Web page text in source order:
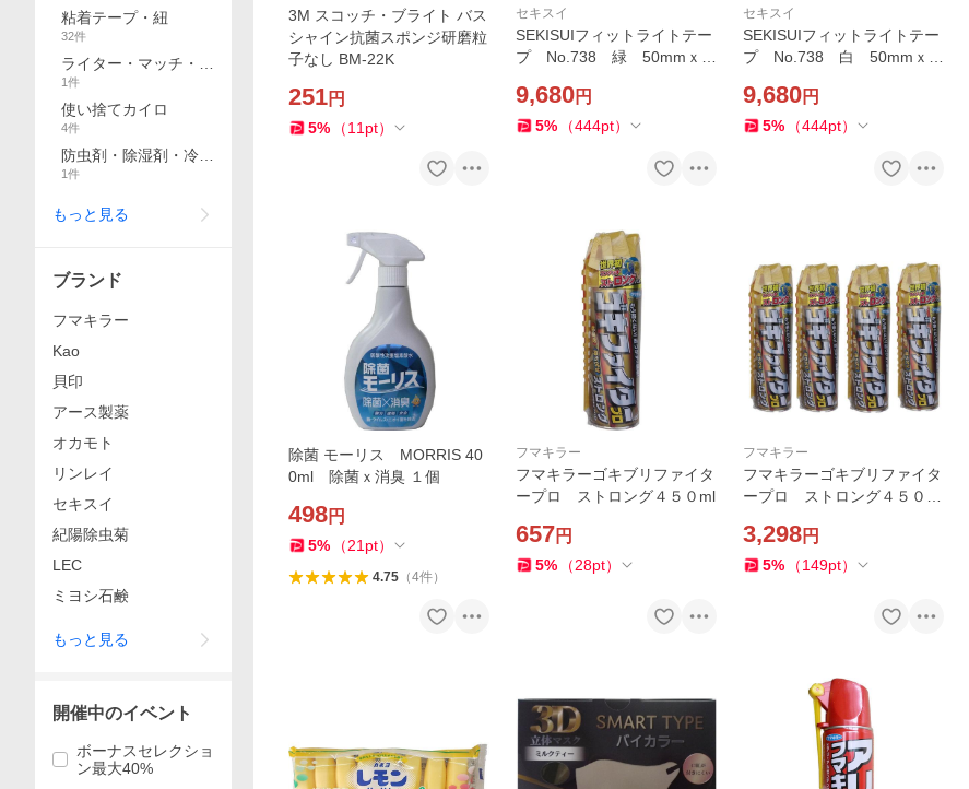
3M スコッチ・ブライト バス
シャイン抗菌スポンジ研磨粒
子なし BM-22K
251円
5% （11 pt）
セキスイ
SEKISUIフィットライトテー
プ No.738 緑 50mmｘ2
9,680円
5% （444pt）
セキスイ
SEKISUIフィットライトテー
プ No.738 白 50mmｘ2
9,680円
5% （444pt）
除菌 モーリス MORRIS 40
0ml 除菌ｘ消臭 １個
498円
5% （21 pt）
4.75（4件）
フマキラー
フマキラーゴキブリファイタ
ープロ ストロング４５０ml
657円
5% （28pt）
フマキラー
フマキラーゴキブリファイタ
ープロ ストロング４５０ml
北・関東・中部・関西限定
送料込み)同梱不可
3,298円
5% （149pt）
粘着テープ・紐
32件
ライター・マッチ・着
火具
1件
使い捨てカイロ
4件
防虫剤・除湿剤・冷却
シート
1件
もっと見る
ブランド
フマキラー
Kao
貝印
アース製薬
オカモト
リンレイ
セキスイ
紀陽除虫菊
LEC
ミヨシ石鹸
もっと見る
開催中のイベント
ボーナスセレクショ
ン最大40%